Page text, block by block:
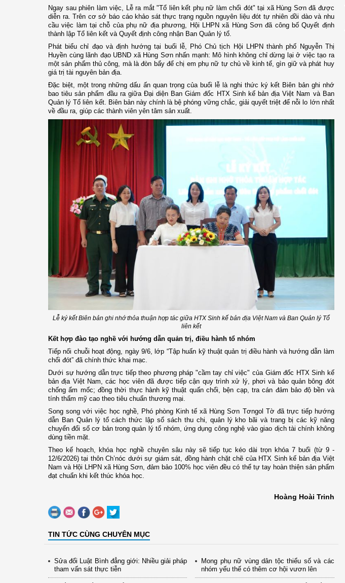
Ngay sau phiên làm việc, Lễ ra mắt "Tổ liên kết phụ nữ làm chổi đót" tại xã Hùng Sơn đã được
diễn ra. Trên cơ sở báo cáo khảo sát thực trạng nguồn nguyên liệu đót tự nhiên dồi dào và nhu
cầu việc làm tại chỗ của phụ nữ địa phương, Hội LHPN xã Hùng Sơn đã công bố Quyết định
thành lập Tổ liên kết và Quyết định công nhận Ban Quản lý tổ.
Phát biểu chỉ đạo và định hướng tại buổi lễ, Phó Chủ tịch Hội LHPN thành phố Nguyễn Thị
Huyền cùng lãnh đạo UBND xã Hùng Sơn nhấn mạnh: Mô hình không chỉ dừng lại ở việc tạo ra
một sản phẩm thủ công, mà là đòn bẩy để chị em phụ nữ tự chủ về kinh tế, gìn giữ và phát huy
giá trị tài nguyên bản địa.
Đặc biệt, một trong những dấu ấn quan trọng của buổi lễ là nghi thức ký kết Biên bản ghi nhớ
bao tiêu sản phẩm đầu ra giữa Đại diện Ban Giám đốc HTX Sinh kế bản địa Việt Nam và Ban
Quản lý Tổ liên kết. Biên bản này chính là bệ phóng vững chắc, giải quyết triệt để nỗi lo lớn nhất
về đầu ra, giúp các thành viên yên tâm sản xuất.
Lễ ký kết Biên bản ghi nhớ thỏa thuận hợp tác giữa HTX Sinh kế bản địa Việt Nam và Ban Quản lý Tổ
liên kết
Kết hợp đào tạo nghề với hướng dẫn quản trị, điều hành tổ nhóm
Tiếp nối chuỗi hoạt động, ngày 9/6, lớp “Tập huấn kỹ thuật quản trị điều hành và hướng dẫn làm
chổi đót” đã chính thức khai mạc.
Dưới sự hướng dẫn trực tiếp theo phương pháp "cầm tay chỉ việc" của Giám đốc HTX Sinh kế
bản địa Việt Nam, các học viên đã được tiếp cận quy trình xử lý, phơi và bảo quản bông đót
chống ẩm mốc; đồng thời thực hành kỹ thuật quấn chổi, bện cạp, tra cán đảm bảo độ bền và
tính thẩm mỹ cao theo tiêu chuẩn thương mại.
Song song với việc học nghề, Phó phòng Kinh tế xã Hùng Sơn Tơngol Tờ đã trực tiếp hướng
dẫn Ban Quản lý tổ cách thức lập sổ sách thu chi, quản lý kho bãi và trang bị các kỹ năng
chuyển đổi số cơ bản trong quản lý tổ nhóm, ứng dụng công nghệ vào giao dịch tài chính không
dùng tiền mặt.
Theo kế hoạch, khóa học nghề chuyên sâu này sẽ tiếp tục kéo dài trọn khóa 7 buổi (từ 9 -
12/6/2026) tại thôn Ch’nóc dưới sự giám sát, đồng hành chặt chẽ của HTX Sinh kế bản địa Việt
Nam và Hội LHPN xã Hùng Sơn, đảm bảo 100% học viên đều có thể tự tay hoàn thiện sản phẩm
đạt chuẩn khi kết thúc khóa học.
Hoàng Hoài Trinh
TIN TỨC CÙNG CHUYÊN MỤC
Sửa đổi Luật Bình đẳng giới: Nhiều giải pháp
tham vấn sát thực tiễn
Mong phụ nữ vùng dân tộc thiểu số và các
nhóm yếu thế có thêm cơ hội vươn lên